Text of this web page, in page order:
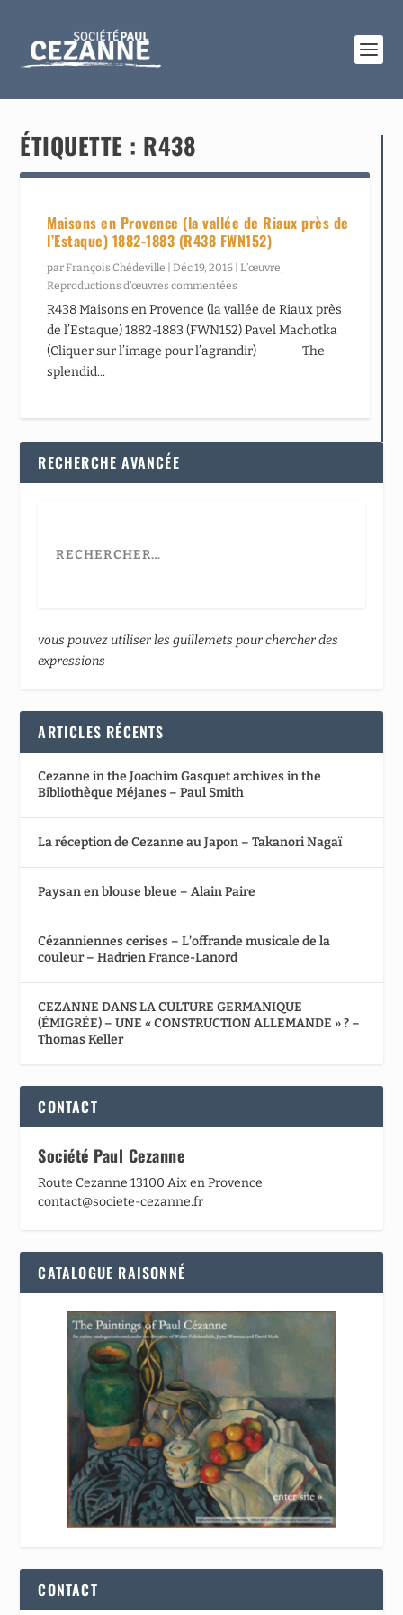
ÉTIQUETTE : R438
Maisons en Provence (la vallée de Riaux près de
l’Estaque) 1882-1883 (R438 FWN152)
parFrançois Chédeville |Déc 19, 2016 |L’œuvre,
Reproductions d’œuvres commentées
R438 Maisons en Provence (la vallée de Riaux près
de l’Estaque) 1882-1883 (FWN152) Pavel Machotka
(Cliquer sur l’image pour l’agrandir) The
splendid...
RECHERCHE AVANCÉE
vous pouvez utiliser les guillemets pour chercher des
expressions
ARTICLES RÉCENTS
Cezanne in the Joachim Gasquet archives in the
Bibliothèque Méjanes – Paul Smith
La réception de Cezanne au Japon – Takanori Nagaï
Paysan en blouse bleue – Alain Paire
Cézanniennes cerises – L’offrande musicale de la
couleur – Hadrien France-Lanord
CEZANNE DANS LA CULTURE GERMANIQUE
(ÉMIGRÉE) – UNE « CONSTRUCTION ALLEMANDE » ? –
Thomas Keller
CONTACT
Société Paul Cezanne
Route Cezanne 13100 Aix en Provence
contact@societe-cezanne.fr
CATALOGUE RAISONNÉ
CONTACT